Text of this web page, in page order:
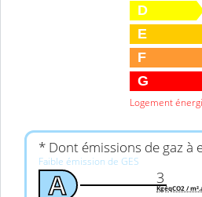
D
E
F
G
Logement
* Dont émissions de gaz à
Faible émission de GES
A 3
KgéqCO2 /